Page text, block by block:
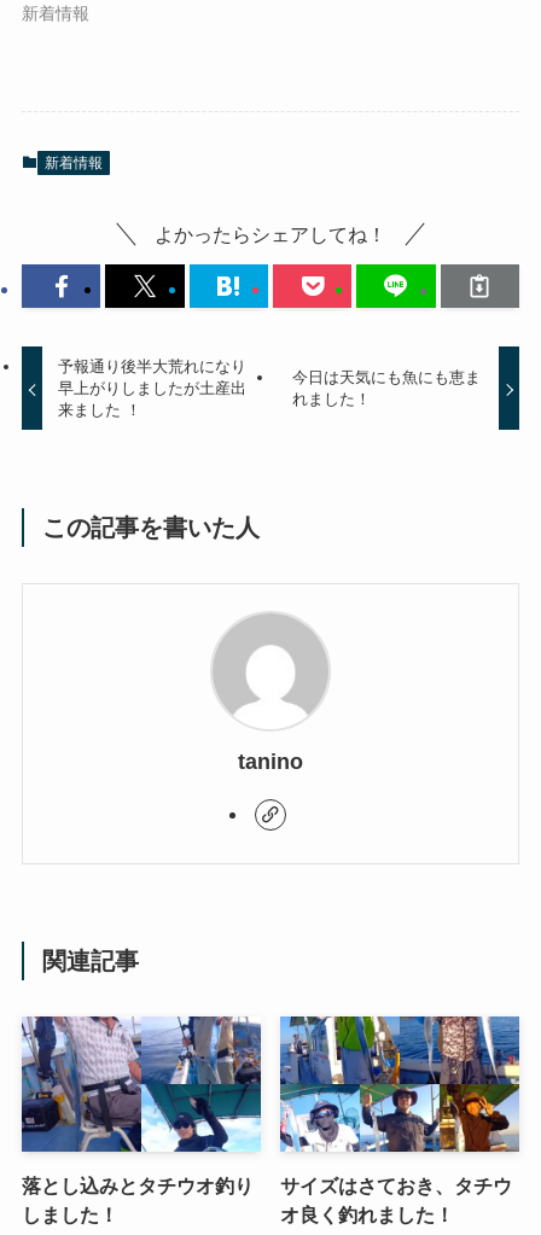
新着情報
新着情報
よかったらシェアしてね！
予報通り後半大荒れになり
早上がりしましたが土産出
来ました ！
今日は天気にも魚にも恵ま
れました！
この記事を書いた人
tanino
関連記事
落とし込みとタチウオ釣り
しました！
サイズはさておき、タチウ
オ良く釣れました！